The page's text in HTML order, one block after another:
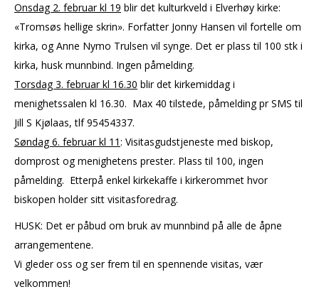
Onsdag 2. februar kl 19 blir det kulturkveld i Elverhøy kirke:
«Tromsøs hellige skrin». Forfatter Jonny Hansen vil fortelle om
kirka, og Anne Nymo Trulsen vil synge. Det er plass til 100 stk i
kirka, husk munnbind. Ingen påmelding.
Torsdag 3. februar kl 16.30 blir det kirkemiddag i
menighetssalen kl 16.30. Max 40 tilstede, påmelding pr SMS til
Jill S Kjølaas, tlf 95454337.
Søndag 6. februar kl 11: Visitasgudstjeneste med biskop,
domprost og menighetens prester. Plass til 100, ingen
påmelding. Etterpå enkel kirkekaffe i kirkerommet hvor
biskopen holder sitt visitasforedrag.
HUSK: Det er påbud om bruk av munnbind på alle de åpne
arrangementene.
Vi gleder oss og ser frem til en spennende visitas, vær
velkommen!